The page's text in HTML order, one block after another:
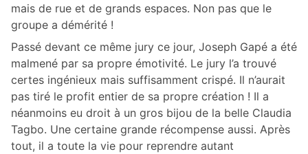
mais de rue et de grands espaces. Non pas que le
groupe a démérité !
Passé devant ce même jury ce jour, Joseph Gapé a été
malmené par sa propre émotivité. Le jury l’a trouvé
certes ingénieux mais suffisamment crispé. Il n’aurait
pas tiré le profit entier de sa propre création ! Il a
néanmoins eu droit à un gros bijou de la belle Claudia
Tagbo. Une certaine grande récompense aussi. Après
tout, il a toute la vie pour reprendre autant